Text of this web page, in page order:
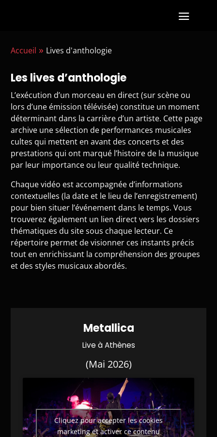
Accueil » Lives d'anthologie
Les lives d’anthologie
L’exécution d’un morceau en direct (sur scène ou
lors d’une émission télévisée) constitue un moment
déterminant dans la carrière d’un artiste. Cette page
archive une sélection de performances musicales
cultes qui mettent en avant des concerts et des
prestations qui ont marqué l’histoire de la musique
par leur importance ou leur qualité technique.
Chaque vidéo est accompagnée d’informations
contextuelles (la date et le lieu de l’enregistrement)
pour bien situer l’événement dans le temps. Vous
trouverez également un lien direct vers les dossiers
thématiques du site sous chaque lecteur. Ce
répertoire permet de visionner ces instants précis
tout en enrichissant la compréhension des groupes
et des styles musicaux abordés.
Metallica
Live à Athènes
(Mai 2026)
Cliquez pour accepter les cookies
marketing et activer ce contenu